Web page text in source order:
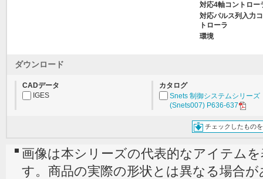
対応4軸コントロー
対応パルス列入力
トローラ
環境
ダウンロード
CADデータ
IGES
カタログ
Snets 制御システムシリーズ
(Snets007) P636-637
チェックしたもの
画像は本シリーズの代表的なアイテム
す。商品の実際の形状とは異なる場合